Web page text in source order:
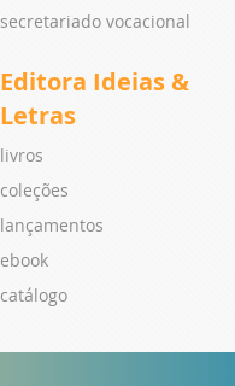
secretariado vocacional
Editora Ideias &
Letras
livros
coleções
lançamentos
ebook
catálogo